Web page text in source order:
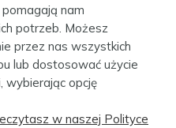
nam
potrzeb. Możesz
przez nas wszystkich
lub dostosować użycie
wybierając opcję
w naszej Polityce